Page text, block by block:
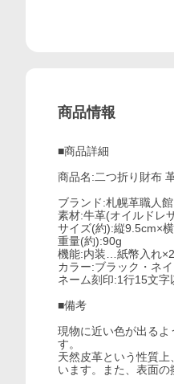
商品情報
■商品詳細
商品名:二つ折り財布
ブランド:札幌革職人館
素材:牛革(オイルドレ
サイズ(約):縦9.5cm×
重量(約):90g
機能:内装…紙幣入れ
カラー:ブラック・ネ
ネーム刻印:1行15文字
■備考
現物に近い色が出る
す。
天然皮革という性質
います。また、表面の